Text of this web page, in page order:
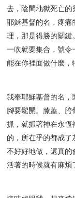
去，陰間地獄死亡的
耶穌基督的名，疼痛
理，那是得勝的關鍵
一吹就要集合，號令
能在你裡面做什麼，
我奉耶穌基督的名，
腳要鬆開。膝蓋、
抓，就抓著神在永恆
的，所在乎的都成
不好好地做，還真的
活著的時候就有麻煩